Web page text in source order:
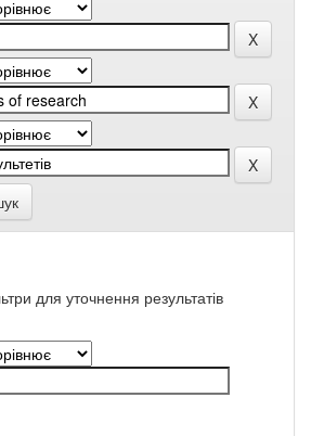
для уточнення результатів